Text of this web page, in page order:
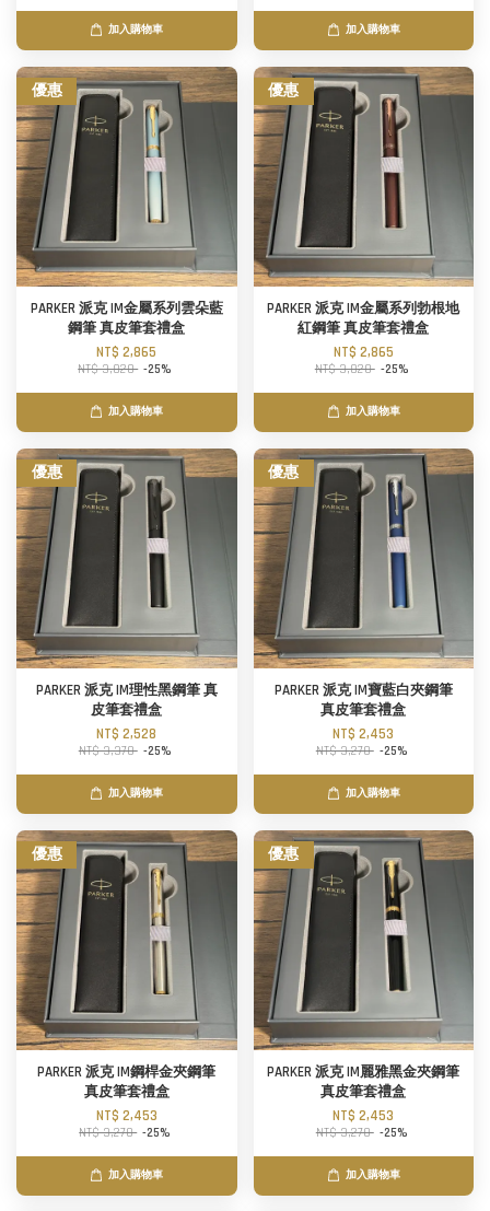
加入購物車 加入購物車
優惠
PARKER 派克 IM金屬系列雲朵藍
鋼筆 真皮筆套禮盒
NT$ 2,865
NT$ 3,820 -25%
加入購物車
優惠
PARKER 派克 IM金屬系列勃根地
紅鋼筆 真皮筆套禮盒
NT$ 2,865
NT$ 3,820 -25%
加入購物車
優惠
PARKER 派克 IM理性黑鋼筆 真
皮筆套禮盒
NT$ 2,528
NT$ 3,370 -25%
加入購物車
優惠
PARKER 派克 IM寶藍白夾鋼筆
真皮筆套禮盒
NT$ 2,453
NT$ 3,270 -25%
加入購物車
優惠
PARKER 派克 IM鋼桿金夾鋼筆
真皮筆套禮盒
NT$ 2,453
NT$ 3,270 -25%
加入購物車
優惠
PARKER 派克 IM麗雅黑金夾鋼筆
真皮筆套禮盒
NT$ 2,453
NT$ 3,270 -25%
加入購物車